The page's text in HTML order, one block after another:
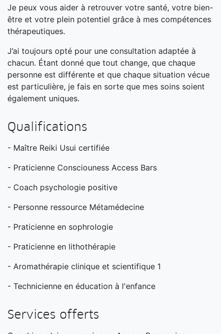
Je peux vous aider à retrouver votre santé, votre bien-
être et votre plein potentiel grâce à mes compétences
thérapeutiques.
J’ai toujours opté pour une consultation adaptée à
chacun. Étant donné que tout change, que chaque
personne est différente et que chaque situation vécue
est particulière, je fais en sorte que mes soins soient
également uniques.
Qualifications
- Maître Reiki Usui certifiée
- Praticienne Consciouness Access Bars
- Coach psychologie positive
- Personne ressource Métamédecine
- Praticienne en sophrologie
- Praticienne en lithothérapie
- Aromathérapie clinique et scientifique 1
- Technicienne en éducation à l'enfance
Services offerts